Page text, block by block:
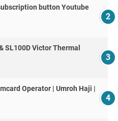
button Youtube
SL100D Victor Thermal
Operator | Umroh Haji |